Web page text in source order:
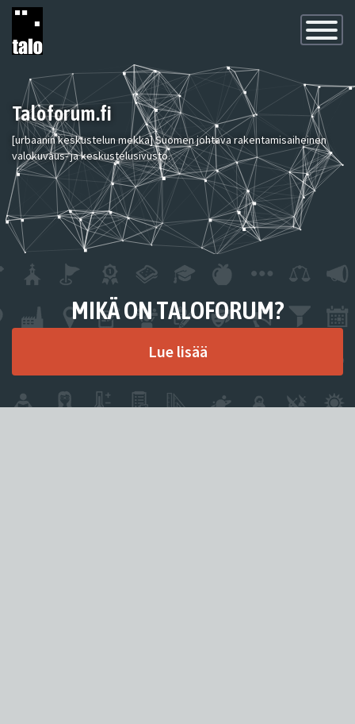
Toggle
Taloforum.fi
[urbaanin keskustelun mekka] Suomen johtava rakentamisaiheinen
valokuvaus- ja keskustelusivusto.
MIKÄ ON TALOFORUM?
Lue lisää